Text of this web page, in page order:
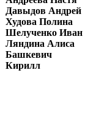
Давыдов Андрей
Худова Полина
Шелученко Иван
Ляндина Алиса
Башкевич
Кирилл